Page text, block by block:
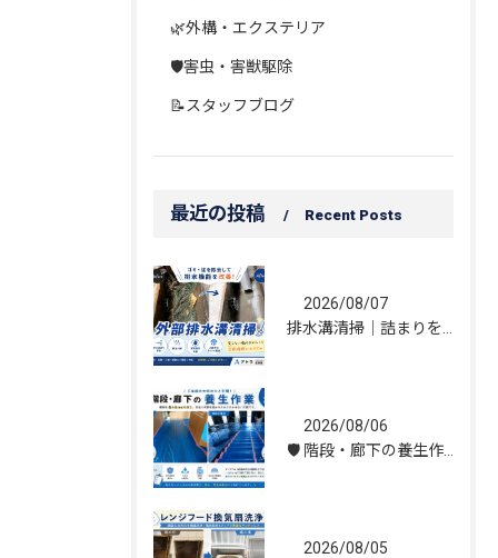
🌿外構・エクステリア
🛡️害虫・害獣駆除
📝スタッフブログ
最近の投稿 Recent Posts
2026/08/07
2026/08/06
2026/08/05